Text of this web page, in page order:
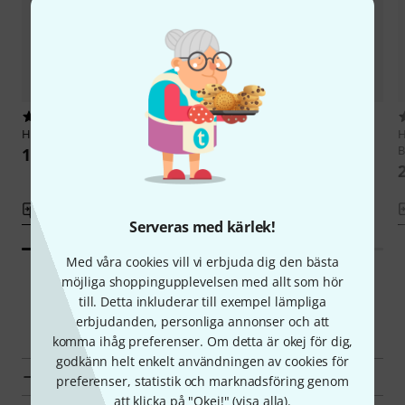
Serveras med kärlek!
Med våra cookies vill vi erbjuda dig den bästa
möjliga shoppingupplevelsen med allt som hör
till. Detta inkluderar till exempel lämpliga
erbjudanden, personliga annonser och att
komma ihåg preferenser. Om detta är okej för dig,
godkänn helt enkelt användningen av cookies för
preferenser, statistik och marknadsföring genom
att klicka på "Okej!" (visa alla).
Hannabach
146 kr
Carbon Treble Set
211 kr
Smart Navigator
Hannabach Öviga koncertgitarrsträngar en överblick